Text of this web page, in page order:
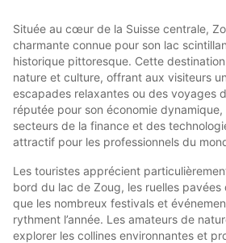
Située au cœur de la Suisse centrale,
charmante connue pour son lac
historique pittoresque. Cette
nature et culture, offrant aux visiteurs
escapades relaxantes ou des voyages
réputée pour son économie
secteurs de la finance et des
attractif pour les professionnels du
Les touristes apprécient
bord du lac de Zoug, les ruelles
que les nombreux festivals et
rythment l’année. Les amateurs de
explorer les collines environnantes et